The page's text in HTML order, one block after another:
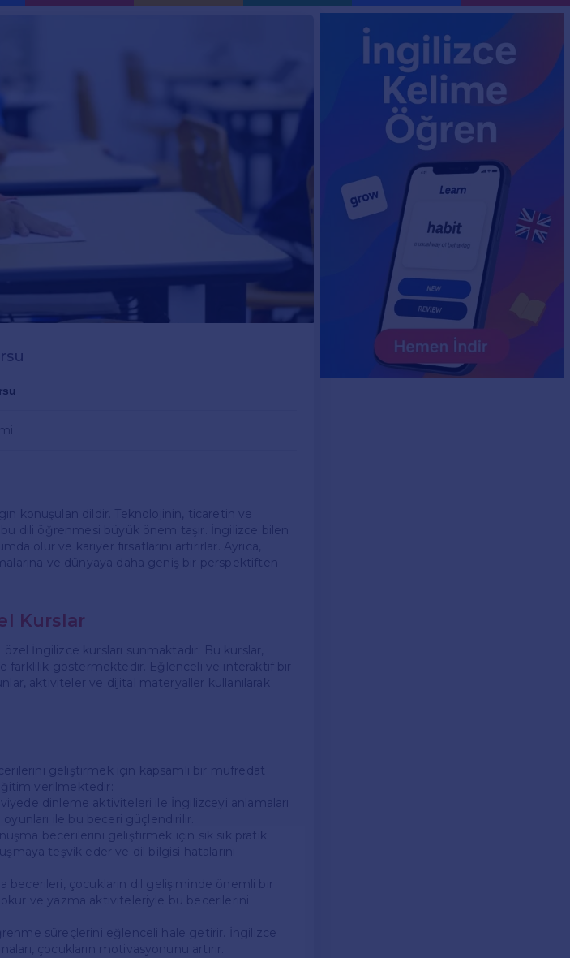
konuşulan dildir. Teknolojinin, ticaretin ve
dili öğrenmesi büyük önem taşır. İngilizce bilen
olur ve kariyer fırsatlarını artırırlar. Ayrıca,
ve dünyaya daha geniş bir perspektiften
Kurslar
İngilizce kursları sunmaktadır. Bu kurslar,
farklılık göstermektedir. Eğlenceli ve interaktif bir
aktiviteler ve dijital materyaller kullanılarak
geliştirmek için kapsamlı bir müfredat
verilmektedir:
dinleme aktiviteleri ile İngilizceyi anlamaları
ile bu beceri güçlendirilir.
becerilerini geliştirmek için sık sık pratik
teşvik eder ve dil bilgisi hatalarını
becerileri, çocukların dil gelişiminde önemli bir
ve yazma aktiviteleriyle bu becerilerini
süreçlerini eğlenceli hale getirir. İngilizce
çocukların motivasyonunu artırır.